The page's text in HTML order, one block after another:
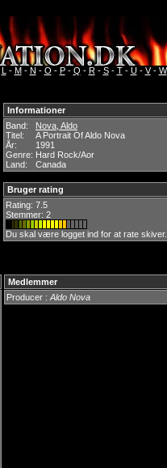
L - M- N - O - P- Q - R- S- T- U- V- W
Informationer
Band:
Nova, Aldo
Titel:
A Portrait Of Aldo Nova
År:
1991
Genre: Hard Rock/Aor
Land:
Canada
Bruger rating
Rating: 7.5
Stemmer: 2
Du skal være logget ind for at rate skiver.
Medlemmer
Producer : Aldo Nova